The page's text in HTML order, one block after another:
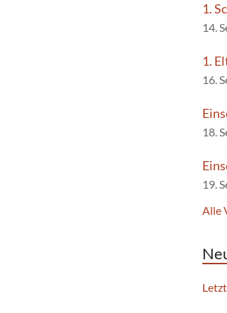
1.
14.
1.
16.
18.
19.
Alle